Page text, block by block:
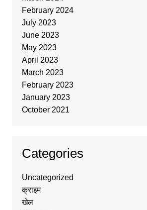
February 2024
July 2023
June 2023
May 2023
April 2023
March 2023
February 2023
January 2023
October 2021
Categories
Uncategorized
क्राइम
खेल